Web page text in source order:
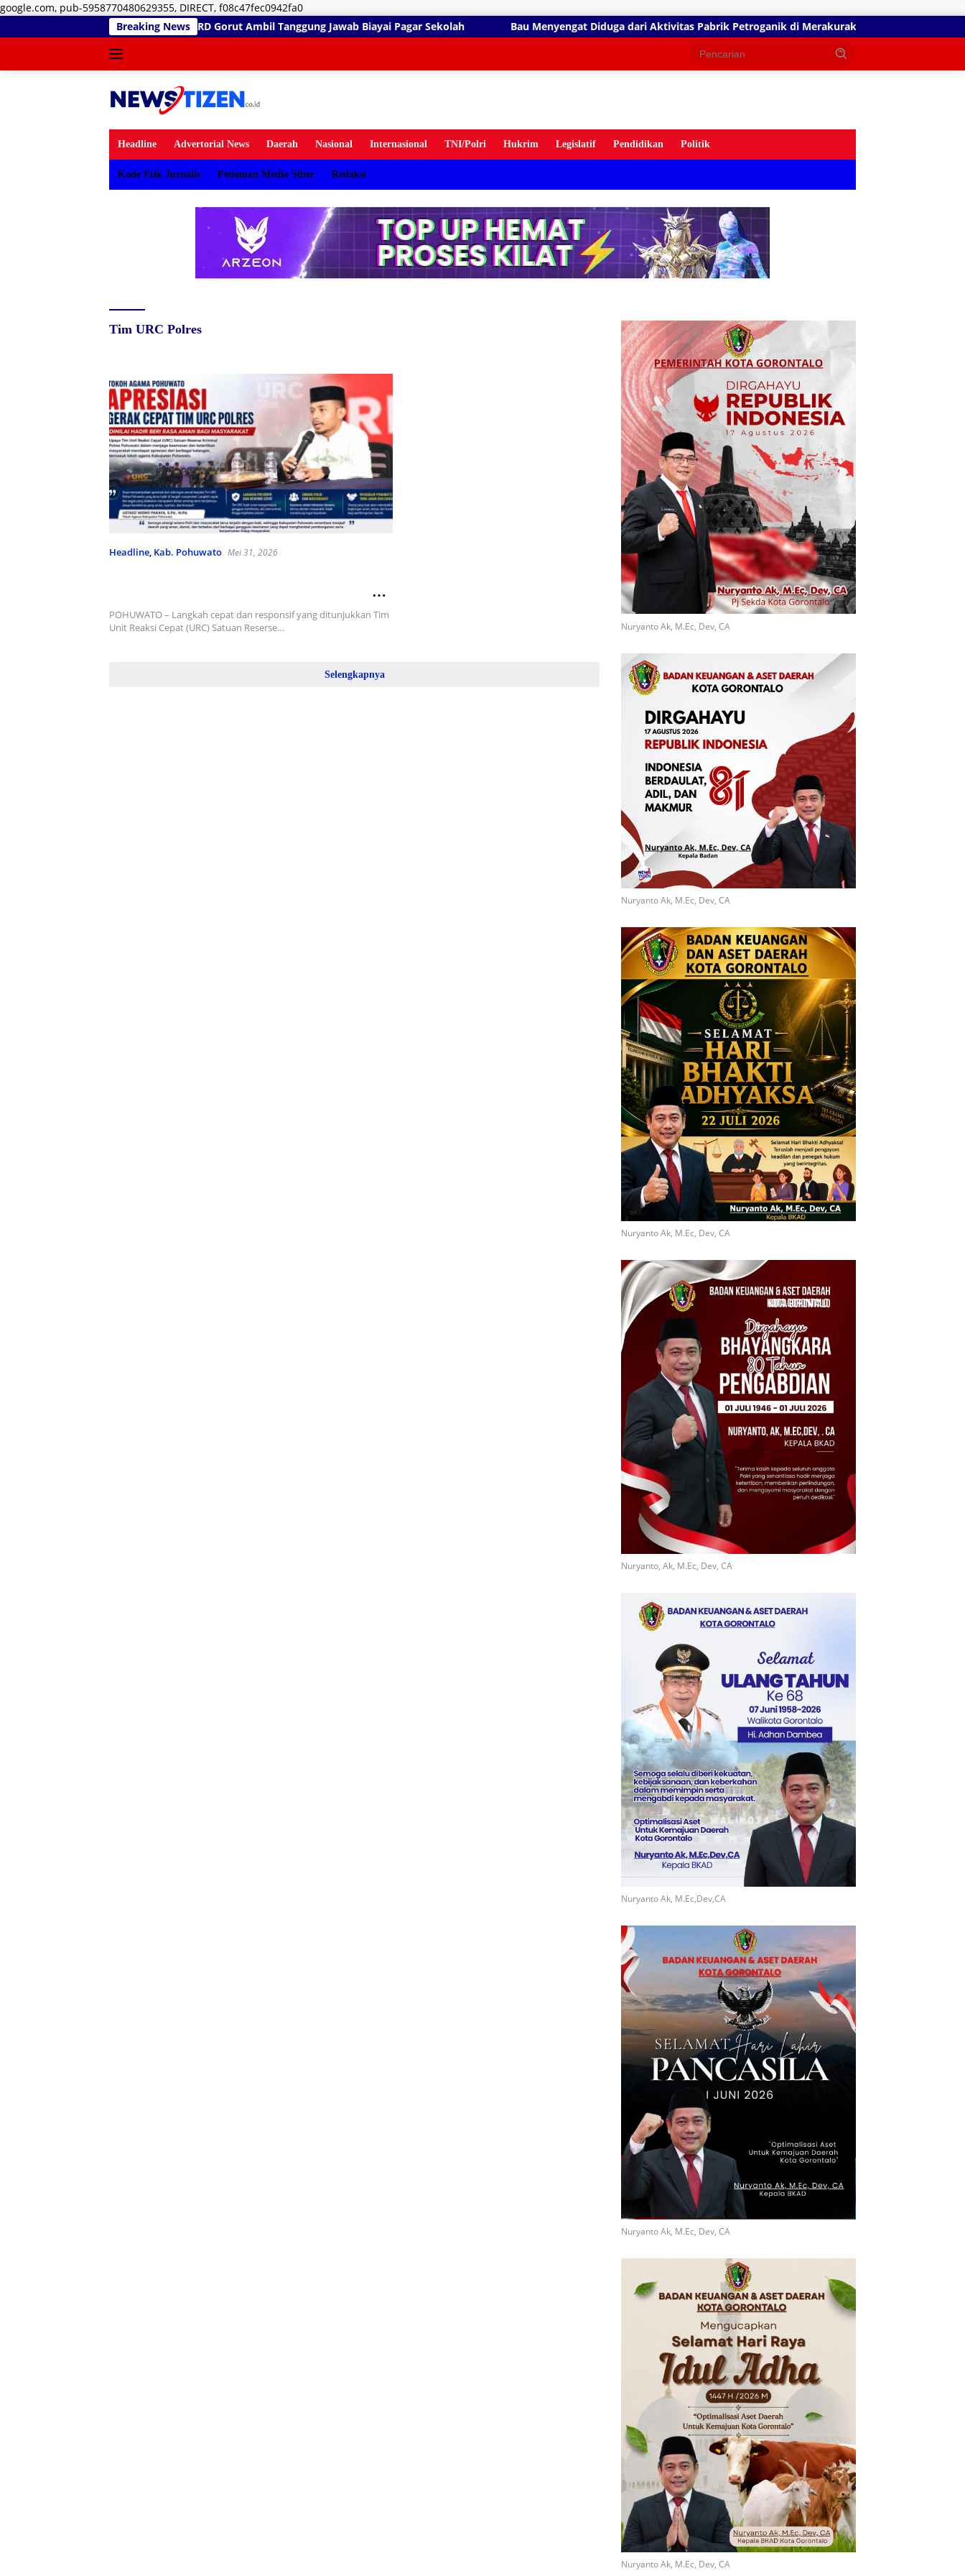
google.com, pub-5958770480629355, DIRECT, f08c47fec0942fa0Langsung
ke
konten
Breaking News
III DPRD Gorut Ambil Tanggung Jawab Biayai Pagar Sekolah Bau Menyengat Diduga dari Aktivitas Pabrik Petroganik di Merakurak, Warga: Setiap Bongkar Bahan, Baunya Sangat
Headline Advertorial News Daerah Nasional Internasional TNI/Polri Hukrim Legislatif Pendidikan Politik
Kode Etik Jurnalis Pedoman Media Siber Redaksi
Tim URC Polres
Headline, Kab. Pohuwato Mei 31, 2026
Rasa Aman bagi Masyarakat
POHUWATO – Langkah cepat dan responsif yang ditunjukkan Tim
Unit Reaksi Cepat (URC) Satuan Reserse…
Selengkapnya
Nuryanto Ak, M.Ec, Dev, CA
Nuryanto Ak, M.Ec, Dev, CA
Nuryanto Ak, M.Ec, Dev, CA
Nuryanto, Ak, M.Ec, Dev, CA
Nuryanto Ak, M.Ec,Dev,CA
Nuryanto Ak, M.Ec, Dev, CA
Nuryanto Ak, M.Ec, Dev, CA